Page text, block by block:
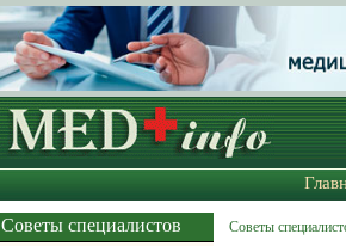
Советы специалистов Советы